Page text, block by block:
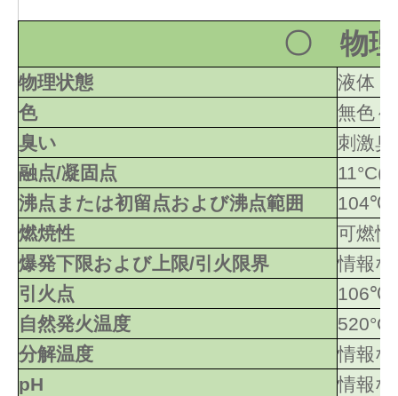
〇 物理
物理状態
液体
色
無色
臭い
刺激臭
融点/凝固点
11°C(
沸点または初留点および沸点範囲
104℃/
燃焼性
可燃性
爆発下限および上限/引火限界
情報
引火点
106℃
自然発火温度
520°C
分解温度
情報
pH
情報